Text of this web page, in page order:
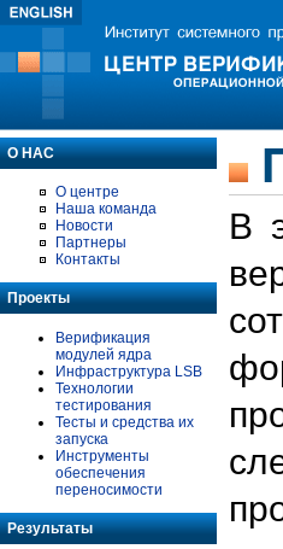
О НАС
О центре
Наша команда
Новости
Партнеры
Контакты
Проекты
Верификация
модулей ядра
Инфраструктура LSB
Технологии
тестирования
Тесты и средства их
запуска
Инструменты
обеспечения
переносимости
Результаты
В